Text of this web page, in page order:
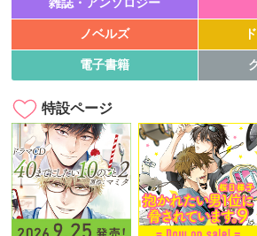
雑誌・アンソロジー
ノベルズ
電子書籍
特設ページ